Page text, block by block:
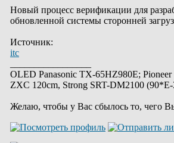
Новый процесс верификации для
обновленной системы сторонней
Источник:
itc
OLED Panasonic TX-65HZ980E;
ZXC 120cm, Strong SRT-DM2100
Желаю, чтобы у Вас сбылось то, чего